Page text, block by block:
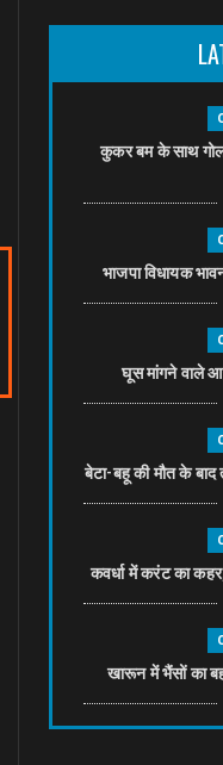
कुकर बम के साथ
भाजपा विधायक
घूस मांगने वाले
बेटा-बहू की मौत के बाद
कवर्धा में करंट का
खारून में भैंसों का